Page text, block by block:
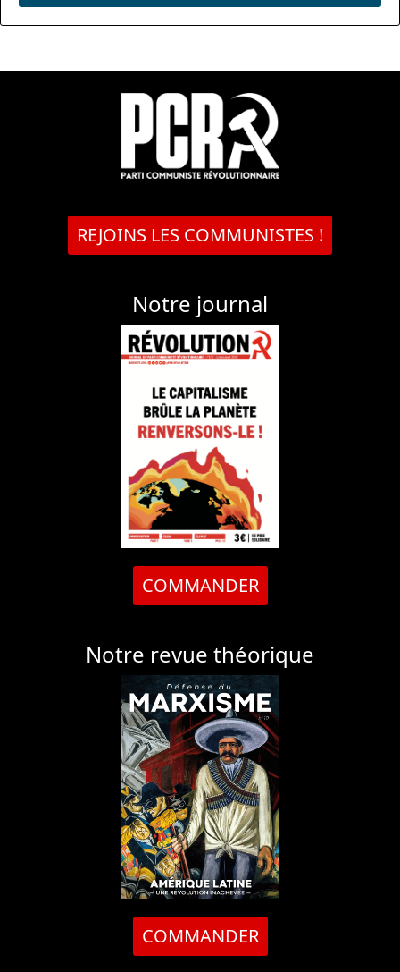
REJOINS LES COMMUNISTES !
Notre journal
COMMANDER
Notre revue théorique
COMMANDER